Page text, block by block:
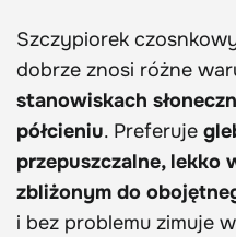
Szczypiorek
dobrze znosi różne
stanowiskach
półcieniu. Preferuje
przepuszczalne, lekko
zbliżonym do
i bez problemu zimuje